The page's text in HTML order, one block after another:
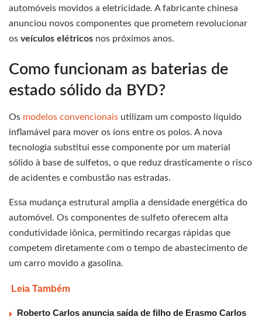
automóveis movidos a eletricidade. A fabricante chinesa
anunciou novos componentes que prometem revolucionar
os veículos elétricos nos próximos anos.
Como funcionam as baterias de
estado sólido da BYD?
Os modelos convencionais utilizam um composto líquido
inflamável para mover os íons entre os polos. A nova
tecnologia substitui esse componente por um material
sólido à base de sulfetos, o que reduz drasticamente o risco
de acidentes e combustão nas estradas.
Essa mudança estrutural amplia a densidade energética do
automóvel. Os componentes de sulfeto oferecem alta
condutividade iônica, permitindo recargas rápidas que
competem diretamente com o tempo de abastecimento de
um carro movido a gasolina.
Leia Também
Roberto Carlos anuncia saída de filho de Erasmo Carlos